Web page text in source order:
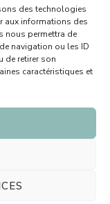
des technologies
aux informations des
nous permettra de
navigation ou les ID
de retirer son
caractéristiques et
- Trouvez le bon